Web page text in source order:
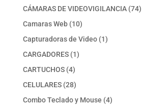
producto
CÁMARAS DE VIDEOVIGILANCIA 7474
Camaras Web 1010
productos
Capturadoras de Video 11
CARGADORES 11
CARTUCHOS 44
productos
CELULARES 2828
productos
Combo Teclado y Mouse 44